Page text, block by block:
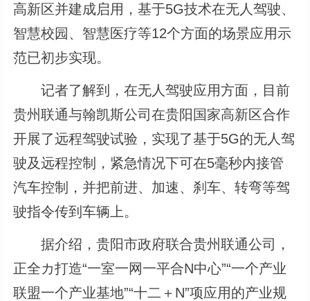
高新区并建成启用，基于5G技术在无人驾驶、
智慧校园、智慧医疗等12个方面的场景应用示
范已初步实现。
记者了解到，在无人驾驶应用方面，目前
贵州联通与翰凯斯公司在贵阳国家高新区合作
开展了远程驾驶试验，实现了基于5G的无人驾
驶及远程控制，紧急情况下可在5毫秒内接管
汽车控制，并把前进、加速、刹车、转弯等驾
驶指令传到车辆上。
据介绍，贵阳市政府联合贵州联通公司，
正全カ打造“一室一网一平合N中心”“一个产业
联盟一个产业基地”“十二＋N”项应用的产业规